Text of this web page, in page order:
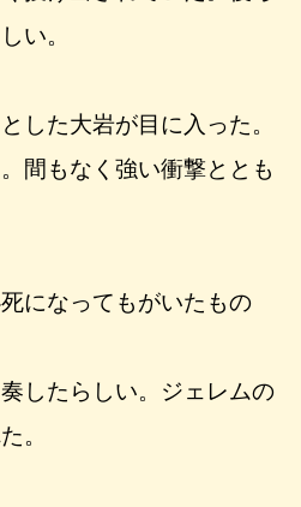
い。
した大岩が目に入った。
間もなく強い衝撃ととも
になってもがいたもの
したらしい。ジェレムの
。